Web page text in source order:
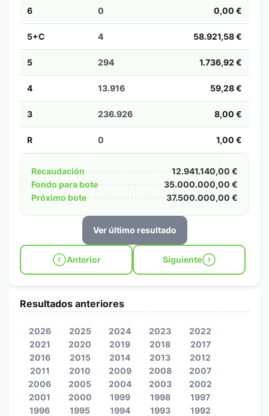
6 0 0,00 €
5+C 4 58.921,58 €
5 294 1.736,92 €
4 13.916 59,28 €
3 236.926 8,00 €
R 0 1,00 €
Recaudación
12.941.140,00 €
Fondo para bote
35.000.000,00 €
Próximo bote
37.500.000,00 €
Ver último resultado
Anterior Siguiente
Resultados anteriores
2026 2025 2024 2023
2022
2021
2020 2019 2018
2017
2016
2015 2014 2013
2012
2011
2010 2009 2008
2007
2006
2005 2004 2003
2002
2001
2000 1999 1998
1997
1996
1995 1994 1993
1992